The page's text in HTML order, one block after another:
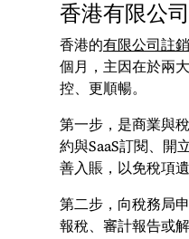
香港有限公
香港的有限公司註
個月，主因在於兩
控、更順暢。
第一步，是商業與
約與SaaS訂閱、開
善入賬，以免稅項
第二步，向稅務局
報稅、審計報告或